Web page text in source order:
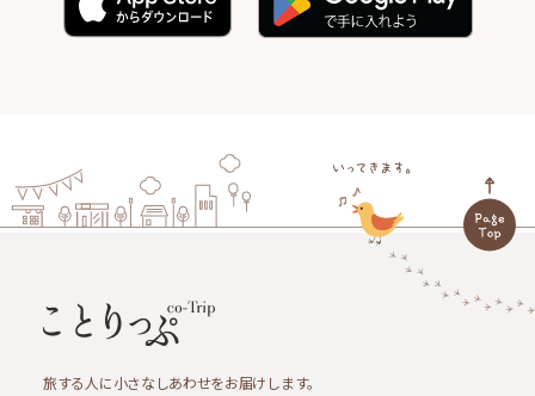
旅する人に小さなしあわせをお届けします。